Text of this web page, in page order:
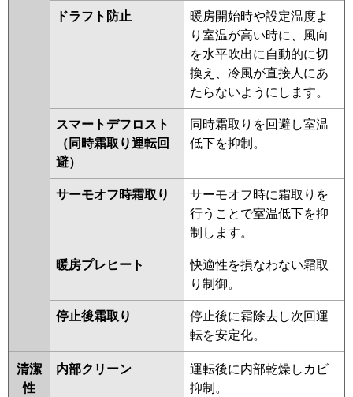
ドラフト防止
暖房開始時や設定温度よ
り室温が高い時に、風向
を水平吹出に自動的に切
換え、冷風が直接人にあ
たらないようにします。
スマートデフロスト
（同時霜取り運転回
避）
同時霜取りを回避し室温
低下を抑制。
サーモオフ時霜取り
サーモオフ時に霜取りを
行うことで室温低下を抑
制します。
暖房プレヒート
快適性を損なわない霜取
り制御。
停止後霜取り
停止後に霜除去し次回運
転を安定化。
清潔
性
内部クリーン
運転後に内部乾燥しカビ
抑制。